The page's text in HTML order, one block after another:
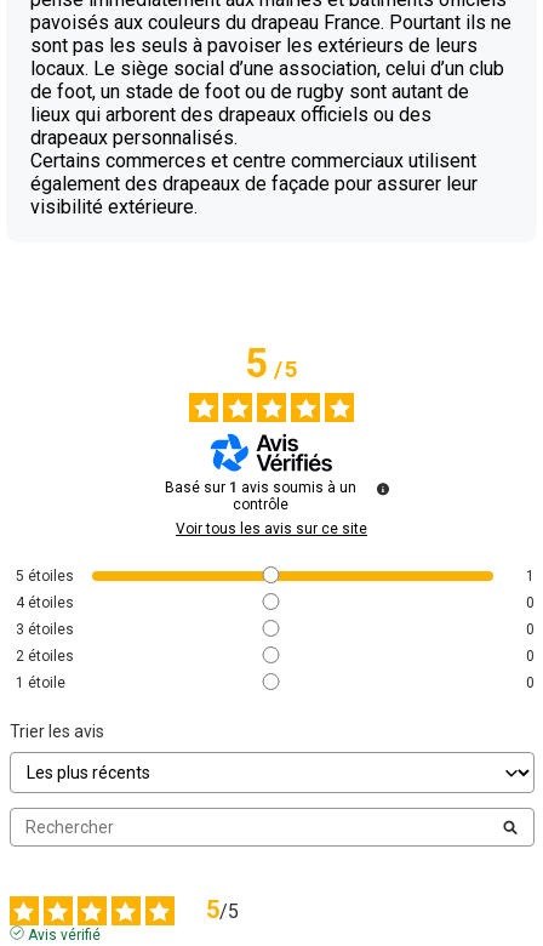
pavoisés aux couleurs du drapeau France. Pourtant ils ne
sont pas les seuls à pavoiser les extérieurs de leurs
locaux. Le siège social d’une association, celui d’un club
de foot, un stade de foot ou de rugby sont autant de
lieux qui arborent des drapeaux officiels ou des
drapeaux personnalisés.
Certains commerces et centre commerciaux utilisent
également des drapeaux de façade pour assurer leur
visibilité extérieure.
5/5
Basé sur 1 avis soumis à un
contrôle
Voir tous les avis sur ce site
5 étoiles
1
4 étoiles
0
3 étoiles
0
2 étoiles
0
1 étoile 0
Trier les avis
5/5
Avis vérifié